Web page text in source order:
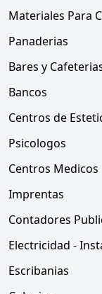
Materiales Para
Panaderias
Bares y
Bancos
Centros de
Psicologos
Centros Medicos
Imprentas
Contadores
Electricidad -
Escribanias